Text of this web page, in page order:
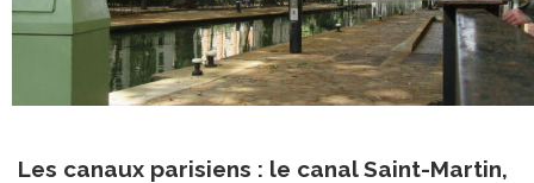
Les canaux parisiens : le canal Saint-Martin,